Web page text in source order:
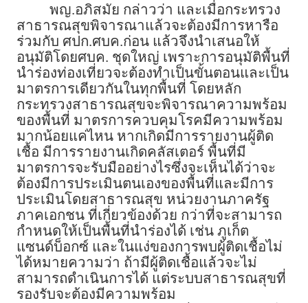
พญ.อภิสมัย กล่าวว่า และเมื่อกระทรวง
สาธารณสุขพิจารณาแล้วจะต้องมีการหารือ
ร่วมกับ ศปก.ศบค.ก่อน แล้วจึงนำเสนอให้
อนุมัติโดยศบค. ชุดใหญ่ เพราะการอนุมัติพื้นที่
นำร่องท่องเที่ยวจะต้องทำเป็นขั้นตอนและเป็น
มาตรการเดียวกันในทุกพื้นที่ โดยหลัก
กระทรวงสาธารณสุขจะพิจารณาความพร้อม
ของพื้นที่ มาตรการควบคุมโรคมีความพร้อม
มากน้อยแค่ไหน หากเกิดมีการรายงานผู้ติด
เชื้อ มีการรายงานเกิดคลัสเตอร์ พื้นที่มี
มาตรการจะรับมืออย่างไรซึ่งจะเห็นได้ว่าจะ
ต้องมีการประเมินตนเองของพื้นที่และมีการ
ประเมินโดยสาธารณสุข หน่วยงานภาครัฐ
ภาคเอกชน ที่เกี่ยวข้องด้วย กว่าที่จะสามารถ
กำหนดให้เป็นพื้นที่นำร่องได้ เช่น ภูเก็ต
แซนด์บ็อกซ์ และในแง่ของการพบผู้ติดเชื้อไม่
ได้หมายความว่า ถ้ามีผู้ติดเชื้อแล้วจะไม่
สามารถดำเนินการได้ แต่ระบบสาธารณสุขที่
รองรับจะต้องมีความพร้อม